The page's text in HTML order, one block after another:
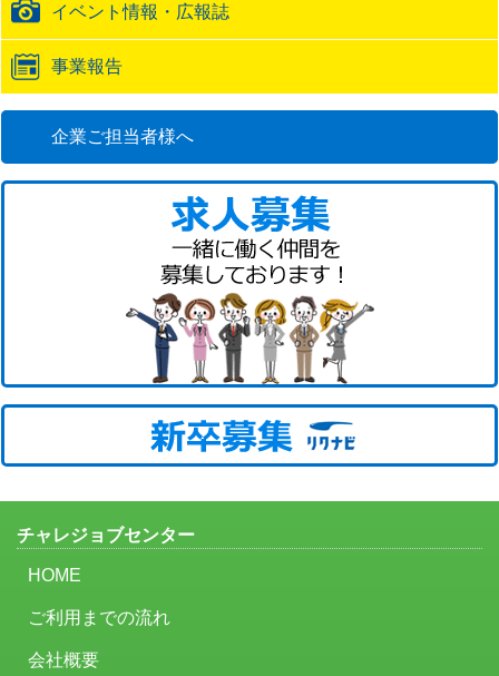
イベント情報・広報誌
事業報告
企業ご担当者様へ
チャレジョブセンター
HOME
ご利用までの流れ
会社概要